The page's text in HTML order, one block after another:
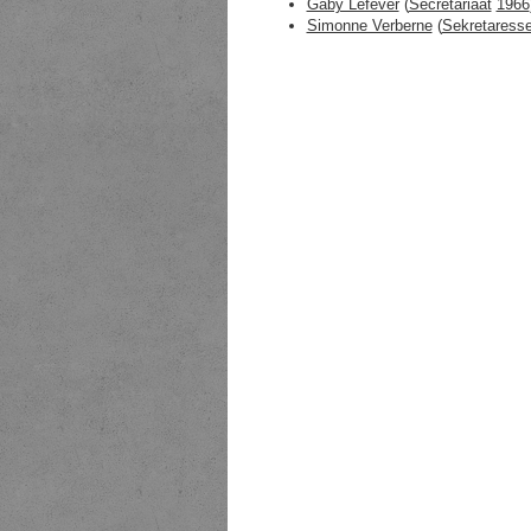
Gaby Lefever(Secretariaat 1966
Simonne Verberne(